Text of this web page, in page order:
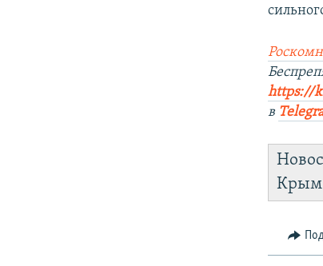
https://
в